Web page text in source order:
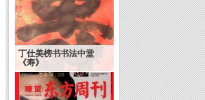
丁仕美榜书书法中堂
《寿》